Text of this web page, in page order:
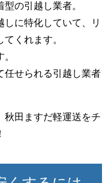
の引越し業者。
に特化していて、リ
くれます。
任せられる引越し業者
秋田ますだ軽運送をチ